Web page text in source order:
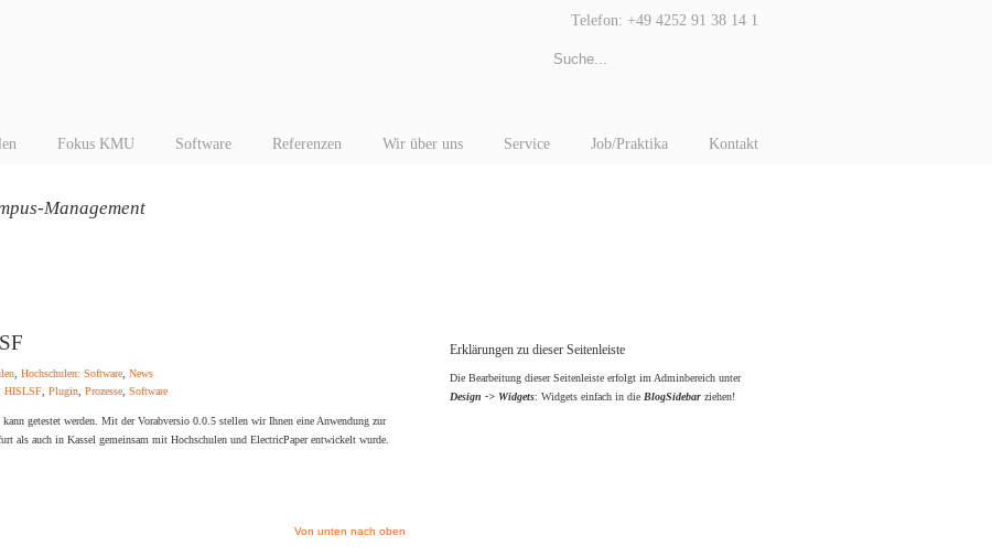
Telefon: +49 4252 91 38 14 1
Fokus KMU Software Referenzen Wir über uns Service Job/Praktika Kontakt
Management
, Hochschulen: Software, News
HISLSF, Plugin, Prozesse, Software
getestet werden. Mit der Vorabversio 0.0.5 stellen wir Ihnen eine Anwendung zur
als auch in Kassel gemeinsam mit Hochschulen und ElectricPaper entwickelt wurde.
Von unten nach oben
Erklärungen zu dieser Seitenleiste
Die Bearbeitung dieser Seitenleiste erfolgt im Adminbereich unter
Design -> Widgets: Widgets einfach in die BlogSidebar ziehen!